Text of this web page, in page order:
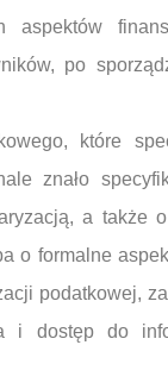
aspektów
po
które
znało
a także
o formalne
podatkowej,
i dostęp do